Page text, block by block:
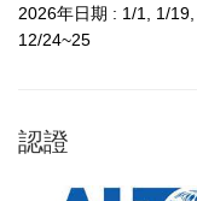
2026年日期 : 1/1, 1/
12/24~25
認證